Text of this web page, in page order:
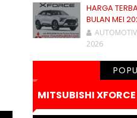
HARGA
BULAN MEI
2026
MITSUBISHI XFORCE